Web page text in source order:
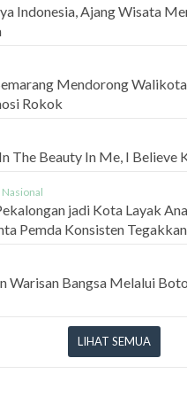
Indonesia, Ajang Wisata
Mendorong
Rokok
The Beauty In Me, I Believe
jadi Kota Layak
Pemda Konsisten
Warisan Bangsa Melalui
LIHAT SEMUA